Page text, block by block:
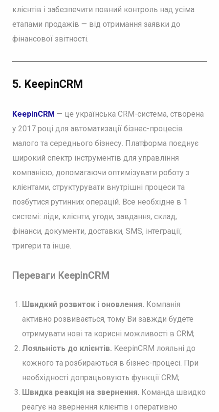
клієнтів і забезпечити повний контроль над усіма
етапами продажів — від отримання заявки до
фінансової звітності.
5. KeepinCRM
KeepinCRM — це українська CRM-система, створена
у 2017 році для автоматизації бізнес-процесів
малого та середнього бізнесу. Платформа поєднує
широкий спектр інструментів для управління
компанією, допомагаючи оптимізувати роботу з
клієнтами, структурувати внутрішні процеси та
позбутися рутинних операцій. Все необхідне в 1
системі: ліди, клієнти, угоди, завдання, склад,
фінанси, документи, доставки, SMS, інтеграції,
тригери та інше.
Переваги KeepinCRM
Швидкий розвиток і оновлення. Компанія
активно розвивається, тому Ви завжди будете
отримувати нові та корисні можливості в CRM;
Лояльність до клієнтів. KeepinCRM лояльні до
кожного та розбираються в бізнес-процесі. При
необхідності допрацьовують функції CRM;
Швидка реакція на звернення. Команда швидко
реагує на звернення клієнтів і оперативно